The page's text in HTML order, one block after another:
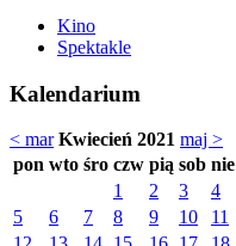
Kino
Spektakle
Kalendarium
< mar Kwiecień 2021 maj >
pon wto śro czw pią sob nie
1
2 3
4
5
6 7 8 9 10
11